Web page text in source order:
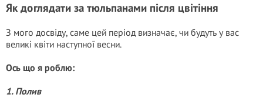
Як доглядати за тюльпанами після цвітіння
З мого досвіду, саме цей період визначає, чи будуть у вас
великі квіти наступної весни.
Ось що я роблю:
1. Полив